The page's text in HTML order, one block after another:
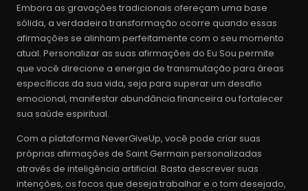
Embora as gravações tradicionais ofereçam uma base
sólida, a verdadeira transformação ocorre quando essas
afirmações se alinham perfeitamente com o seu momento
atual. Personalizar as suas afirmações do Eu Sou permite
que você direcione a energia de transmutação para áreas
específicas da sua vida, seja para superar um desafio
emocional, manifestar abundância financeira ou fortalecer
sua saúde espiritual.
Com a plataforma NeverGiveUp, você pode criar suas
próprias afirmações de Saint Germain personalizadas
através de inteligência artificial. Basta descrever suas
intenções, os focos que deseja trabalhar e o tom desejado,